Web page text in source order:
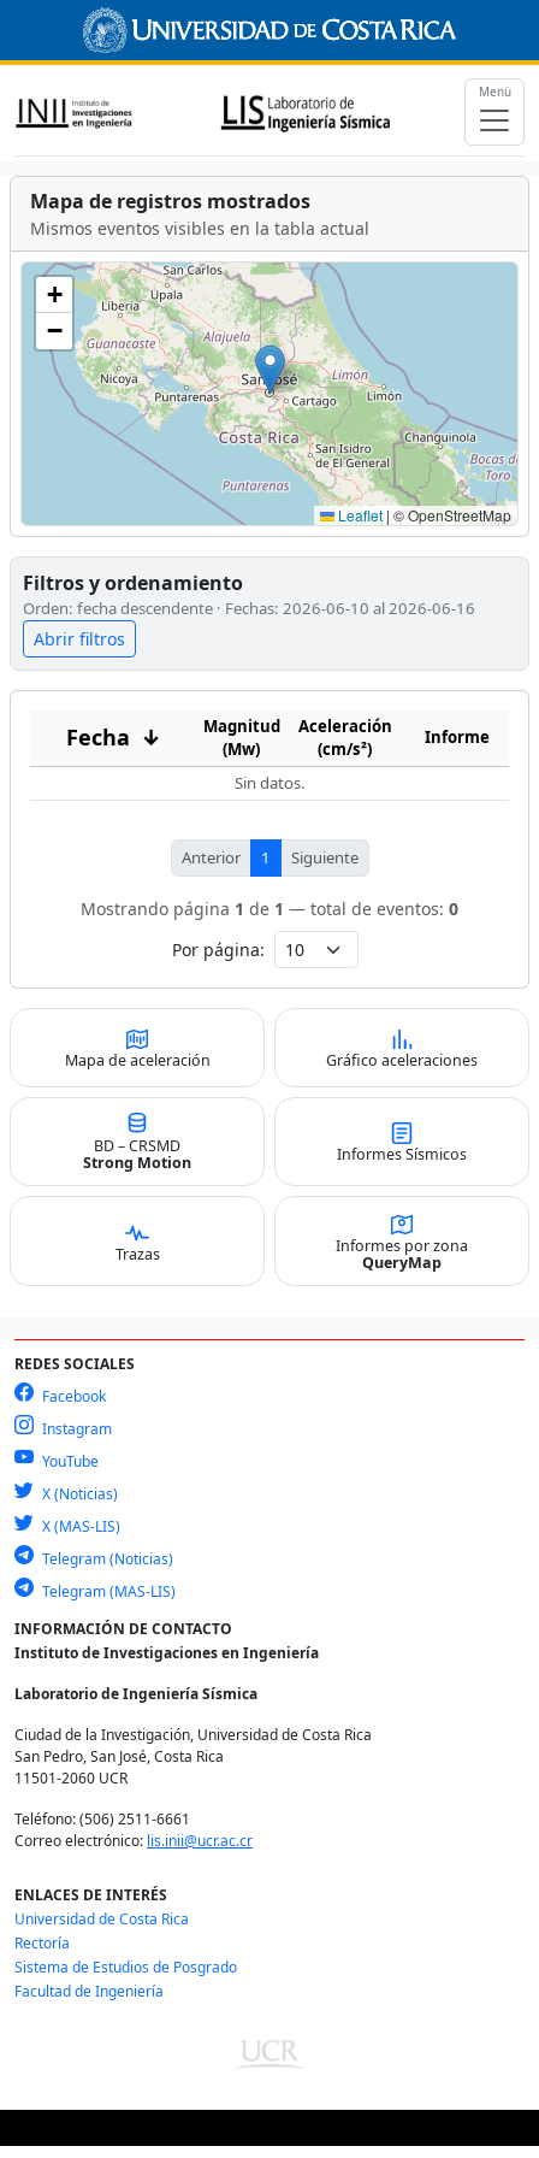
Menú
Mapa de registros mostrados
Mismos eventos visibles en la tabla actual
+
−
Leaflet | © OpenStreetMap
Filtros y ordenamiento
Orden: fecha descendente · Fechas: 2026-06-10 al 2026-06-16
Abrir filtros
Fecha ↓
Magnitud
(Mw)
Aceleración
(cm/s²)
Informe
Sin datos.
Anterior 1 Siguiente
Mostrando página 1 de 1 — total de eventos: 0
Por página:
Mapa de aceleración Gráfico aceleraciones
BD – CRSMD
Strong Motion
Informes Sísmicos
Trazas
Informes por zona
QueryMap
REDES SOCIALES
Facebook
Instagram
YouTube
X (Noticias)
X (MAS-LIS)
Telegram (Noticias)
Telegram (MAS-LIS)
INFORMACIÓN DE CONTACTO
Instituto de Investigaciones en Ingeniería
Laboratorio de Ingeniería Sísmica
Ciudad de la Investigación, Universidad de Costa Rica
San Pedro, San José, Costa Rica
11501-2060 UCR
Teléfono: (506) 2511-6661
Correo electrónico: lis.inii@ucr.ac.cr
ENLACES DE INTERÉS
Universidad de Costa Rica
Rectoría
Sistema de Estudios de Posgrado
Facultad de Ingeniería